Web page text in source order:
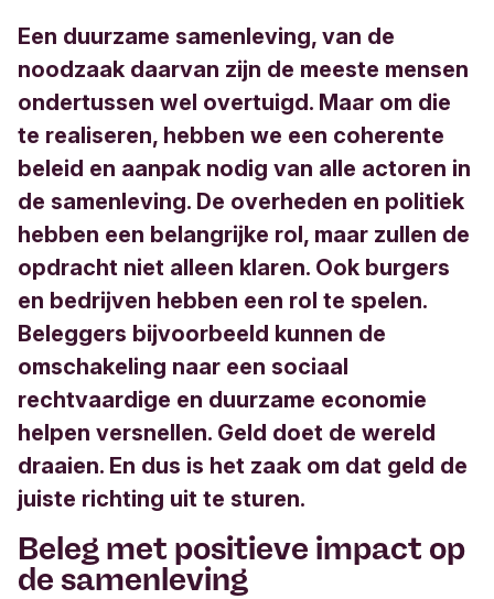
Een duurzame samenleving, van de
noodzaak daarvan zijn de meeste mensen
ondertussen wel overtuigd. Maar om die
te realiseren, hebben we een coherente
beleid en aanpak nodig van alle actoren in
de samenleving. De overheden en politiek
hebben een belangrijke rol, maar zullen de
opdracht niet alleen klaren. Ook burgers
en bedrijven hebben een rol te spelen.
Beleggers bijvoorbeeld kunnen de
omschakeling naar een sociaal
rechtvaardige en duurzame economie
helpen versnellen. Geld doet de wereld
draaien. En dus is het zaak om dat geld de
juiste richting uit te sturen.
Beleg met positieve impact op
de samenleving